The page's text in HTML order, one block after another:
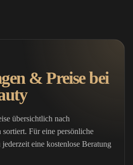
& Preise bei
übersichtlich nach
sortiert. Für eine persönliche
eine kostenlose Beratung